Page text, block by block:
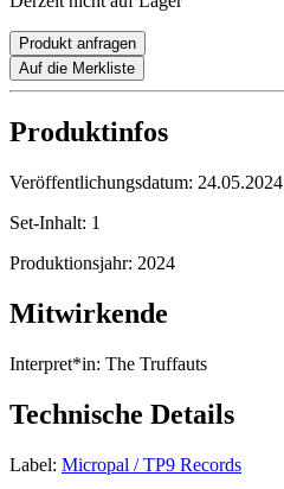
Produkt anfragen
Auf die Merkliste
Produktinfos
Veröffentlichungsdatum: 24.05.2024
Set-Inhalt: 1
Produktionsjahr: 2024
Mitwirkende
Interpret*in: The Truffauts
Technische Details
Label: Micropal / TP9 Records